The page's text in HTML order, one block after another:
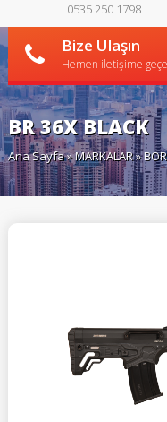
0535 250 1798
Bize Ulaşın
Hemen iletişime
BR 36X BLACK
Ana Sayfa»MARKALAR»